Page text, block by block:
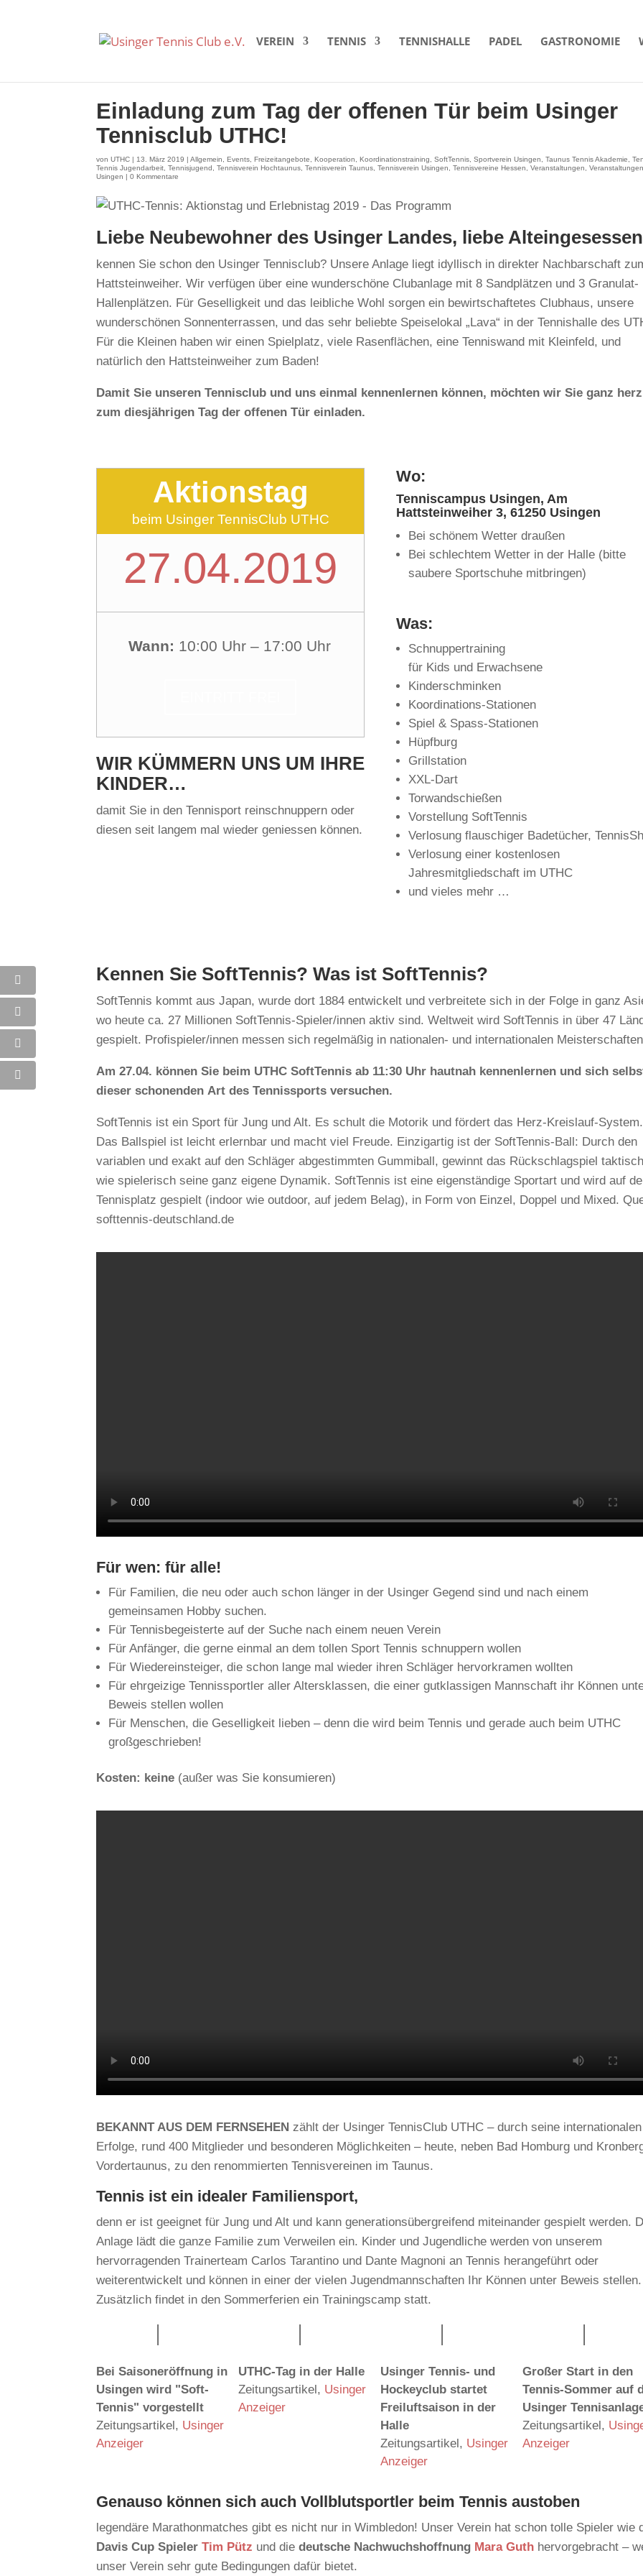
VEREIN TENNIS TENNISHALLE PADEL GASTRONOMIE
Einladung zum Tag der offenen Tür beim Usinger
Tennisclub UTHC!
vonUTHC | 13. März 2019 |Allgemein ,Events ,Freizeitangebote ,Kooperation ,Koordinationstraining ,SoftTennis ,Sportverein Usingen ,Taunus Tennis Akademie ,
Tennis Jugendarbeit ,Tennisjugend ,Tennisverein Hochtaunus ,Tennisverein Taunus ,Tennisverein Usingen ,Tennisvereine Hessen ,Veranstaltungen ,
Usingen |0 Kommentare
Liebe Neubewohner des Usinger Landes, liebe
kennen Sie schon den Usinger Tennisclub? Unsere Anlage liegt idyllisch in direkter Nachbarschaft
Hattsteinweiher. Wir verfügen über eine wunderschöne Clubanlage mit 8 Sandplätzen und 3 Granulat-
Hallenplätzen. Für Geselligkeit und das leibliche Wohl sorgen ein bewirtschaftetes Clubhaus, unsere
wunderschönen Sonnenterrassen, und das sehr beliebte Speiselokal „Lava“ in der Tennishalle des
Für die Kleinen haben wir einen Spielplatz, viele Rasenflächen, eine Tenniswand mit Kleinfeld, und
natürlich den Hattsteinweiher zum Baden!
Damit Sie unseren Tennisclub und uns einmal kennenlernen können, möchten wir Sie ganz
zum diesjährigen Tag der offenen Tür einladen.
Aktionstag
beim Usinger TennisClub UTHC
27.04.2019
Wann: 10:00 Uhr – 17:00 Uhr
WIR KÜMMERN UNS UM IHRE
KINDER…
damit Sie in den Tennisport reinschnuppern oder
diesen seit langem mal wieder geniessen können.
Wo:
Tenniscampus Usingen, Am
Hattsteinweiher 3, 61250 Usingen
Bei schönem Wetter draußen
Bei schlechtem Wetter in der Halle (bitte
saubere Sportschuhe mitbringen)
Was:
Schnuppertraining
für Kids und Erwachsene
Kinderschminken
Koordinations-Stationen
Spiel & Spass-Stationen
Hüpfburg
Grillstation
XXL-Dart
Torwandschießen
Vorstellung SoftTennis
Verlosung flauschiger Badetücher,
Verlosung einer kostenlosen
Jahresmitgliedschaft im UTHC
und vieles mehr …
Kennen Sie SoftTennis? Was ist SoftTennis?
SoftTennis kommt aus Japan, wurde dort 1884 entwickelt und verbreitete sich in der Folge in ganz
wo heute ca. 27 Millionen SoftTennis-Spieler/innen aktiv sind. Weltweit wird SoftTennis in über 47
gespielt. Profispieler/innen messen sich regelmäßig in nationalen- und internationalen
Am 27.04. können Sie beim UTHC SoftTennis ab 11:30 Uhr hautnah kennenlernen und sich
dieser schonenden Art des Tennissports versuchen.
SoftTennis ist ein Sport für Jung und Alt. Es schult die Motorik und fördert das Herz-Kreislauf-System.
Das Ballspiel ist leicht erlernbar und macht viel Freude. Einzigartig ist der SoftTennis-Ball: Durch den
variablen und exakt auf den Schläger abgestimmten Gummiball, gewinnt das Rückschlagspiel
wie spielerisch seine ganz eigene Dynamik. SoftTennis ist eine eigenständige Sportart und wird auf
Tennisplatz gespielt (indoor wie outdoor, auf jedem Belag), in Form von Einzel, Doppel und Mixed.
softtennis-deutschland.de
Für wen: für alle!
Für Familien, die neu oder auch schon länger in der Usinger Gegend sind und nach einem
gemeinsamen Hobby suchen.
Für Tennisbegeisterte auf der Suche nach einem neuen Verein
Für Anfänger, die gerne einmal an dem tollen Sport Tennis schnuppern wollen
Für Wiedereinsteiger, die schon lange mal wieder ihren Schläger hervorkramen wollten
Für ehrgeizige Tennissportler aller Altersklassen, die einer gutklassigen Mannschaft ihr Können
Beweis stellen wollen
Für Menschen, die Geselligkeit lieben – denn die wird beim Tennis und gerade auch beim UTHC
großgeschrieben!
Kosten: keine (außer was Sie konsumieren)
BEKANNT AUS DEM FERNSEHEN zählt der Usinger TennisClub UTHC – durch seine internationalen
Erfolge, rund 400 Mitglieder und besonderen Möglichkeiten – heute, neben Bad Homburg und
Vordertaunus, zu den renommierten Tennisvereinen im Taunus.
Tennis ist ein idealer Familiensport,
denn er ist geeignet für Jung und Alt und kann generationsübergreifend miteinander gespielt werden.
Anlage lädt die ganze Familie zum Verweilen ein. Kinder und Jugendliche werden von unserem
hervorragenden Trainerteam Carlos Tarantino und Dante Magnoni an Tennis herangeführt oder
weiterentwickelt und können in einer der vielen Jugendmannschaften Ihr Können unter Beweis stellen.
Zusätzlich findet in den Sommerferien ein Trainingscamp statt.
Bei Saisoneröffnung in
Usingen wird "Soft-
Tennis" vorgestellt
Zeitungsartikel, Usinger
Anzeiger
UTHC-Tag in der Halle
Zeitungsartikel, Usinger
Anzeiger
Usinger Tennis- und
Hockeyclub startet
Freiluftsaison in der
Halle
Zeitungsartikel, Usinger
Anzeiger
Großer Start in den
Tennis-Sommer auf
Usinger
Zeitungsartikel,
Anzeiger
Genauso können sich auch Vollblutsportler beim Tennis austoben
legendäre Marathonmatches gibt es nicht nur in Wimbledon! Unser Verein hat schon tolle Spieler wie
Davis Cup SpielerTim Pütz und diedeutsche Nachwuchshoffnung Mara Guth hervorgebracht –
unser Verein sehr gute Bedingungen dafür bietet.